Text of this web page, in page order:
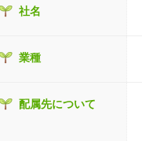
社名
業種
配属先について